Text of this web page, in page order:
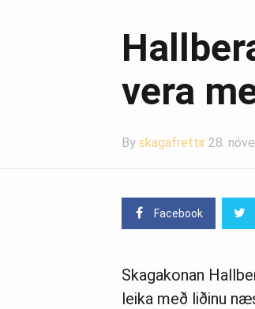
vera
By skagafrettir 28.
Facebook
Skagakonan
leika með liðinu